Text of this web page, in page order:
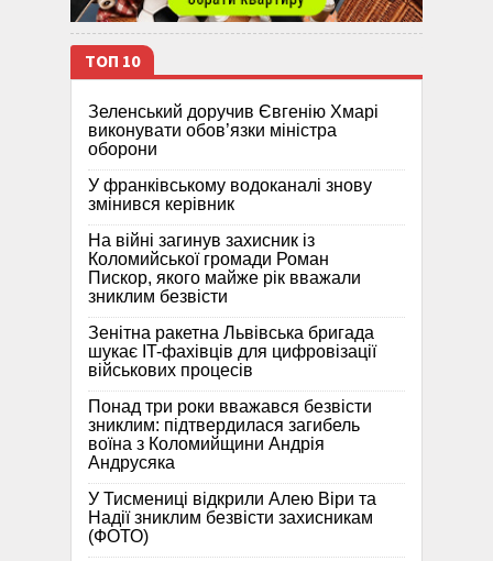
ТОП 10
Зеленський доручив Євгенію Хмарі
виконувати обов’язки міністра
оборони
У франківському водоканалі знову
змінився керівник
На війні загинув захисник із
Коломийської громади Роман
Пискор, якого майже рік вважали
зниклим безвісти
Зенітна ракетна Львівська бригада
шукає IT-фахівців для цифровізації
військових процесів
Понад три роки вважався безвісти
зниклим: підтвердилася загибель
воїна з Коломийщини Андрія
Андрусяка
У Тисмениці відкрили Алею Віри та
Надії зниклим безвісти захисникам
(ФОТО)